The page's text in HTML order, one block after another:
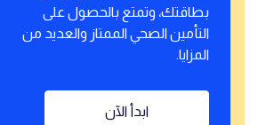
بطاقتك، وتمتع بالحصول على
التأمين الصحي الممتاز والعديد من
المزايا.
ابدأ الآن